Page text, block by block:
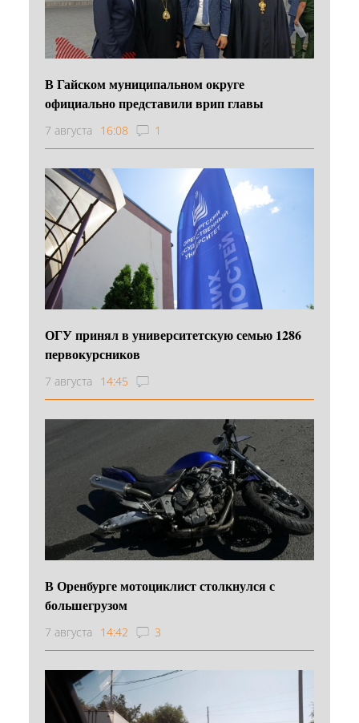
В Гайском муниципальном округе
официально представили врип главы
7 августа 16:08 1
ОГУ принял в университетскую семью 1286
первокурсников
7 августа 14:45
В Оренбурге мотоциклист столкнулся с
большегрузом
7 августа 14:42 3